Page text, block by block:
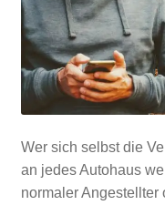
Wer sich selbst die
an jedes Autohaus
normaler Angestellter